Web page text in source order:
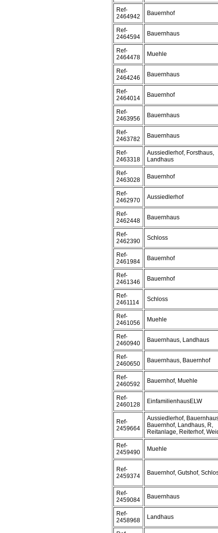
Ref-
2464942
Bauernhof
Ref-
2464594
Bauernhaus
Ref-
2464478
Muehle
Ref-
2464246
Bauernhaus
Ref-
2464014
Bauernhof
Ref-
2463956
Bauernhaus
Ref-
2463782
Bauernhaus
Ref-
2463318
Aussiedlerhof, Forsthaus,
Landhaus
Ref-
2463028
Bauernhof
Ref-
2462970
Aussiedlerhof
Ref-
2462448
Bauernhaus
Ref-
2462390
Schloss
Ref-
2461984
Bauernhof
Ref-
2461346
Bauernhof
Ref-
2461114
Schloss
Ref-
2461056
Muehle
Ref-
2460940
Bauernhaus, Landhaus
Ref-
2460650
Bauernhaus, Bauernhof
Ref-
2460592
Bauernhof, Muehle
Ref-
2460128
EinfamilienhausELW
Ref-
2459664
Aussiedlerhof,
Bauernhof, Landhaus, R,
Reitanlage, Reiterhof,
Ref-
2459490
Muehle
Ref-
2459374
Bauernhof, Gutshof,
Ref-
2459084
Bauernhaus
Ref-
2458968
Landhaus